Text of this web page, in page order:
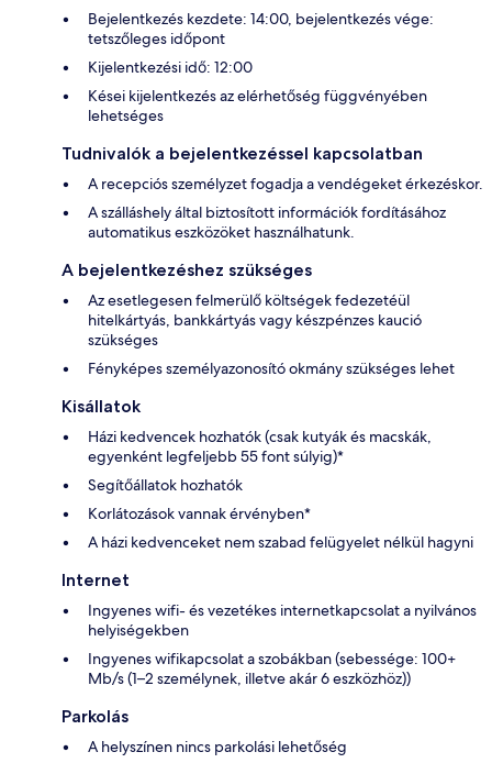
Bejelentkezés kezdete: 14:00, bejelentkezés vége:
tetszőleges időpont
Kijelentkezési idő: 12:00
Kései kijelentkezés az elérhetőség függvényében
lehetséges
Tudnivalók a bejelentkezéssel kapcsolatban
A recepciós személyzet fogadja a vendégeket érkezéskor.
A szálláshely által biztosított információk fordításához
automatikus eszközöket használhatunk.
A bejelentkezéshez szükséges
Az esetlegesen felmerülő költségek fedezetéül
hitelkártyás, bankkártyás vagy készpénzes kaució
szükséges
Fényképes személyazonosító okmány szükséges lehet
Kisállatok
Házi kedvencek hozhatók (csak kutyák és macskák,
egyenként legfeljebb 55 font súlyig)*
Segítőállatok hozhatók
Korlátozások vannak érvényben*
A házi kedvenceket nem szabad felügyelet nélkül hagyni
Internet
Ingyenes wifi- és vezetékes internetkapcsolat a nyilvános
helyiségekben
Ingyenes wifikapcsolat a szobákban (sebessége: 100+
Mb/s (1–2 személynek, illetve akár 6 eszközhöz))
Parkolás
A helyszínen nincs parkolási lehetőség